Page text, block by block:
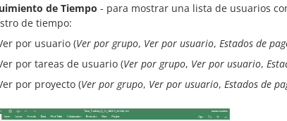
de Tiempo - para mostrar una lista de usuarios
de tiempo:
por usuario (Ver por grupo, Ver por usuario, Estados de
por tareas de usuario (Ver por grupo, Ver por usuario,
por proyecto (Ver por grupo, Ver por usuario, Estados de